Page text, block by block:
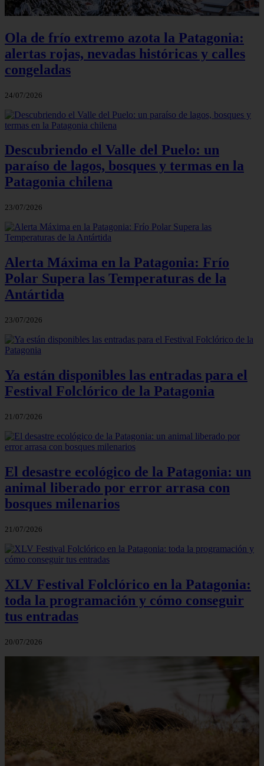
Ola de frío extremo azota la Patagonia:
alertas rojas, nevadas históricas y calles
congeladas
24/07/2026
Descubriendo el Valle del Puelo: un
paraíso de lagos, bosques y termas en la
Patagonia chilena
23/07/2026
Alerta Máxima en la Patagonia: Frío
Polar Supera las Temperaturas de la
Antártida
23/07/2026
Ya están disponibles las entradas para el
Festival Folclórico de la Patagonia
21/07/2026
El desastre ecológico de la Patagonia: un
animal liberado por error arrasa con
bosques milenarios
21/07/2026
XLV Festival Folclórico en la Patagonia:
toda la programación y cómo conseguir
tus entradas
20/07/2026